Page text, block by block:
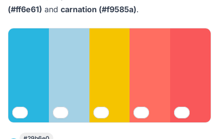
(#ff6e61) and carnation (#f9585a).